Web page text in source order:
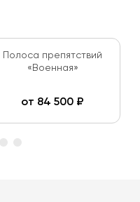
Полоса препятствий
«Военная»
от 84 500 ₽